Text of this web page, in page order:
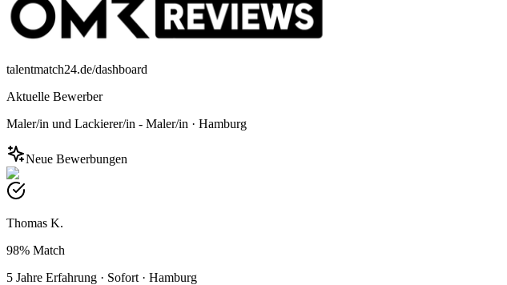
talentmatch24.de/dashboard
Aktuelle Bewerber
Maler/in und Lackierer/in - Maler/in · Hamburg
Neue Bewerbungen
Thomas K.
98% Match
5 Jahre Erfahrung · Sofort · Hamburg